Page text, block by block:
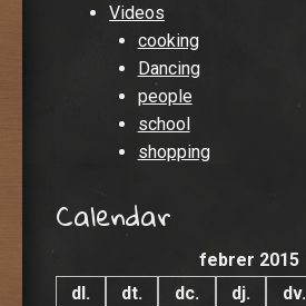
Videos
cooking
Dancing
people
school
shopping
Calendar
febrer 2015
dl.
dt. dc. dj. dv.